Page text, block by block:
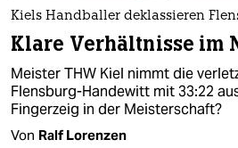
Kiels Handballer deklassieren
Klare Verhältnisse im
Meister THW Kiel nimmt die
Flensburg-Handewitt mit 33:22
Fingerzeig in der Meisterschaft?
Von Ralf Lorenzen